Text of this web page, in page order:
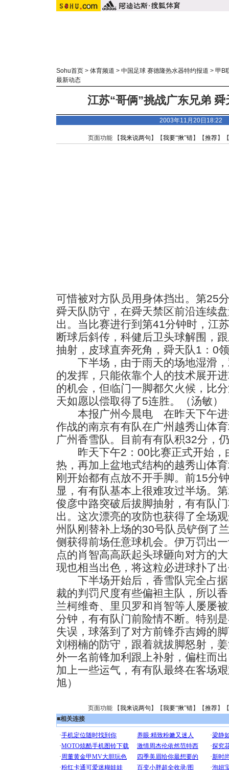
Sohu首页 > 体育频道 > 中国足球 赛德隆热水器特约报道 > 甲B
最新动态
江苏“哥俩”挑战广东兄弟
2003年11月20日18:22
页面功能 【我来说两句 】【我要“揪”错】【推荐】
可惜被对方队员用身体挡出。第25
舜天队防守，在舜天禁区前沿连续
出。当比赛进行到第41分钟时，江
断球后斜传，科健后卫头球解围，
抽射，皮球直奔死角，舜天队1：0
下半场，由于雨天的场地湿滑，
的发挥，只能依靠个人的技术展开
的机会，但临门一脚都欠火候，比
天如愿以偿取得了5连胜。（汤敏）
本报广州今晨电 在昨天下午进
作战的南京有有队在广州越秀山体
广州香雪队。目前有有队积32分，
昨天下午2：00比赛正式开始，
热，再加上盆地式结构的越秀山体
刚开始都有点放不开手脚。前15分
显，有有队基本上很难攻过半场。
俊彦中路突破后拔脚抽射，有有队
出。这次漂亮的攻防也获得了全场
州队刚替补上场的30号队员铲倒了
侧获得前场任意球机会。伊万罚出
点的肖智高高跃起头球砸向对方的
现也相当出色，将这粒必进球扑了
下半场开始后，香雪队完全占据
裁的判罚尺度有些偏袒主队，所以
兰柯维奇、里贝罗和肖智等人屡屡
分钟，有有队门前险情不断。特别
失误，球落到了对方前锋乔吉姆的
刘栩楠的防守，跟着就拔脚怒射，
外一名前锋加利跟上补射，偏柱而
加上一些运气，有有队最终在客场
旭）
页面功能 【我来说两句 】【我要“揪”错】【推荐】
■相关连接